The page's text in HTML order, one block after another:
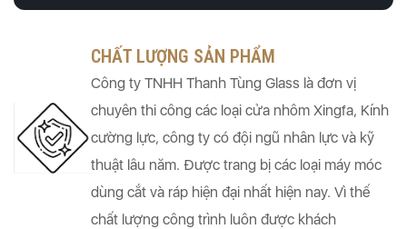
CHẤT LƯỢNG SẢN PHẨM
Công ty TNHH Thanh Tùng Glass là đơn vị
chuyên thi công các loại cửa nhôm Xingfa, Kính
cường lực, công ty có đội ngũ nhân lực và kỹ
thuật lâu năm. Được trang bị các loại máy móc
dùng cắt và ráp hiện đại nhất hiện nay. Vì thế
chất lượng công trình luôn được khách